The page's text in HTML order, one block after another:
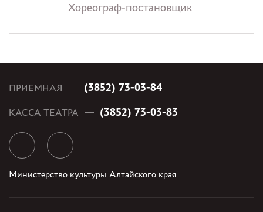
Хореограф-постановщик
ПРИЕМНАЯ (3852) 73-03-84
КАССА ТЕАТРА (3852) 73-03-83
Министерство культуры Алтайского края